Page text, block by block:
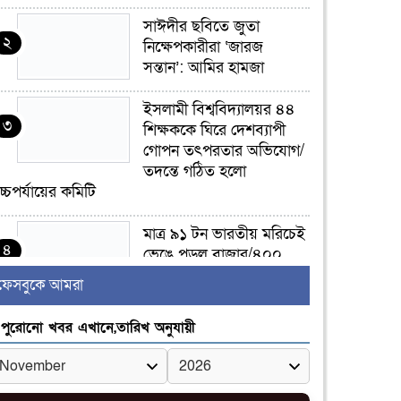
২
সাঈদীর ছবিতে জুতা
নিক্ষেপকারীরা ‘জারজ
সন্তান’: আমির হামজা
৩
ইসলামী বিশ্ববিদ্যালয়র ৪৪
শিক্ষককে ঘিরে দেশব্যাপী
গোপন তৎপরতার অভিযোগ/
তদন্তে গঠিত হলো
কমিটি
৪
মাত্র ৯১ টন ভারতীয় মরিচেই
ভেঙে পড়ল বাজার/৪০০
৫
জুলাই আন্দোলন ছিল
সম্মিলিত, লক্ষ্য হওয়া উচিত
ঐক্য ও রাষ্ট্রগঠন
আমরা
পুরোনো খবর এখানে,তারিখ অনুযায়ী